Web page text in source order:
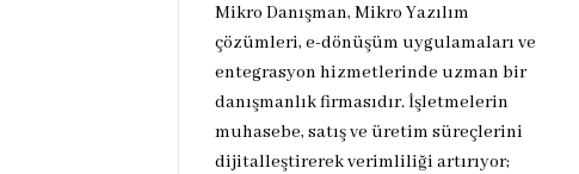
Mikro Danışman, Mikro Yazılım
çözümleri, e-dönüşüm uygulamaları ve
entegrasyon hizmetlerinde uzman bir
danışmanlık firmasıdır. İşletmelerin
muhasebe, satış ve üretim süreçlerini
dijitalleştirerek verimliliği artırıyor;